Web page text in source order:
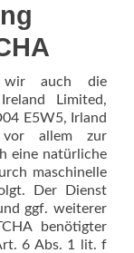
wir auch die
Limited,
E5W5, Irland
vor allem zur
eine natürliche
maschinelle
Der Dienst
ggf. weiterer
benötigter
6 Abs. 1 lit. f